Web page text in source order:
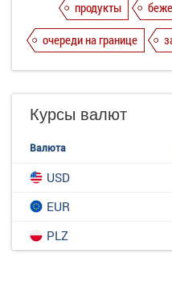
продукты
очереди на границе
Курсы валют
Валюта
USD
EUR
PLZ